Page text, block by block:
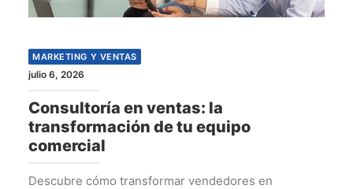
MARKETING Y VENTAS
julio 6, 2026
Consultoría en ventas: la
transformación de tu equipo
comercial
Descubre cómo transformar vendedores en